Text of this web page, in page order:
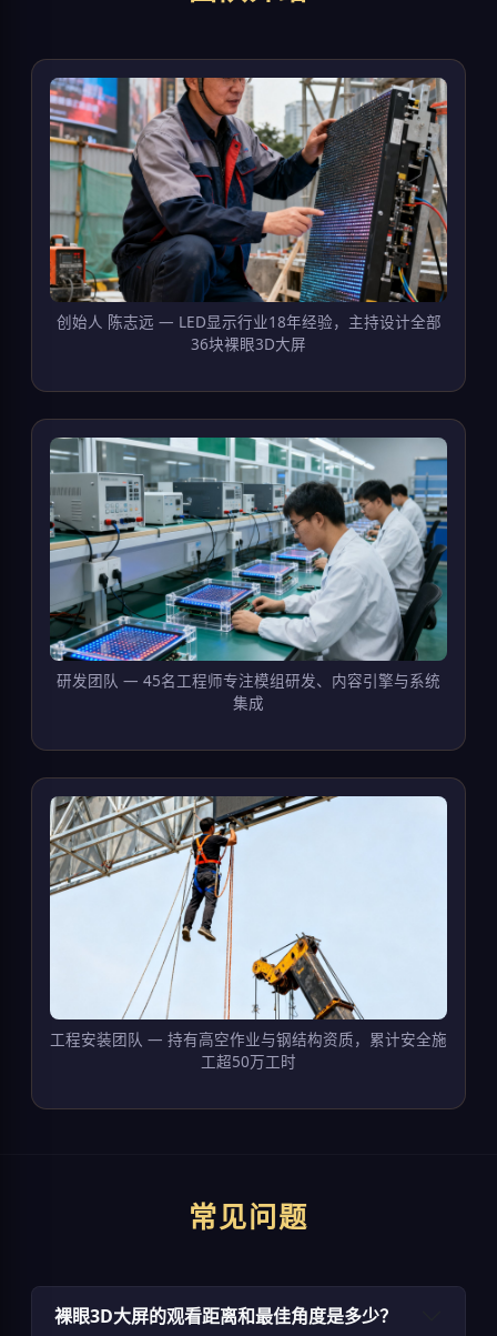
创始人 陈志远 — LED显示行业18年经验，主持设计全部
36块裸眼3D大屏
研发团队 — 45名工程师专注模组研发、内容引擎与系统
集成
工程安装团队 — 持有高空作业与钢结构资质，累计安全施
工超50万工时
常见问题
裸眼3D大屏的观看距离和最佳角度是多少？